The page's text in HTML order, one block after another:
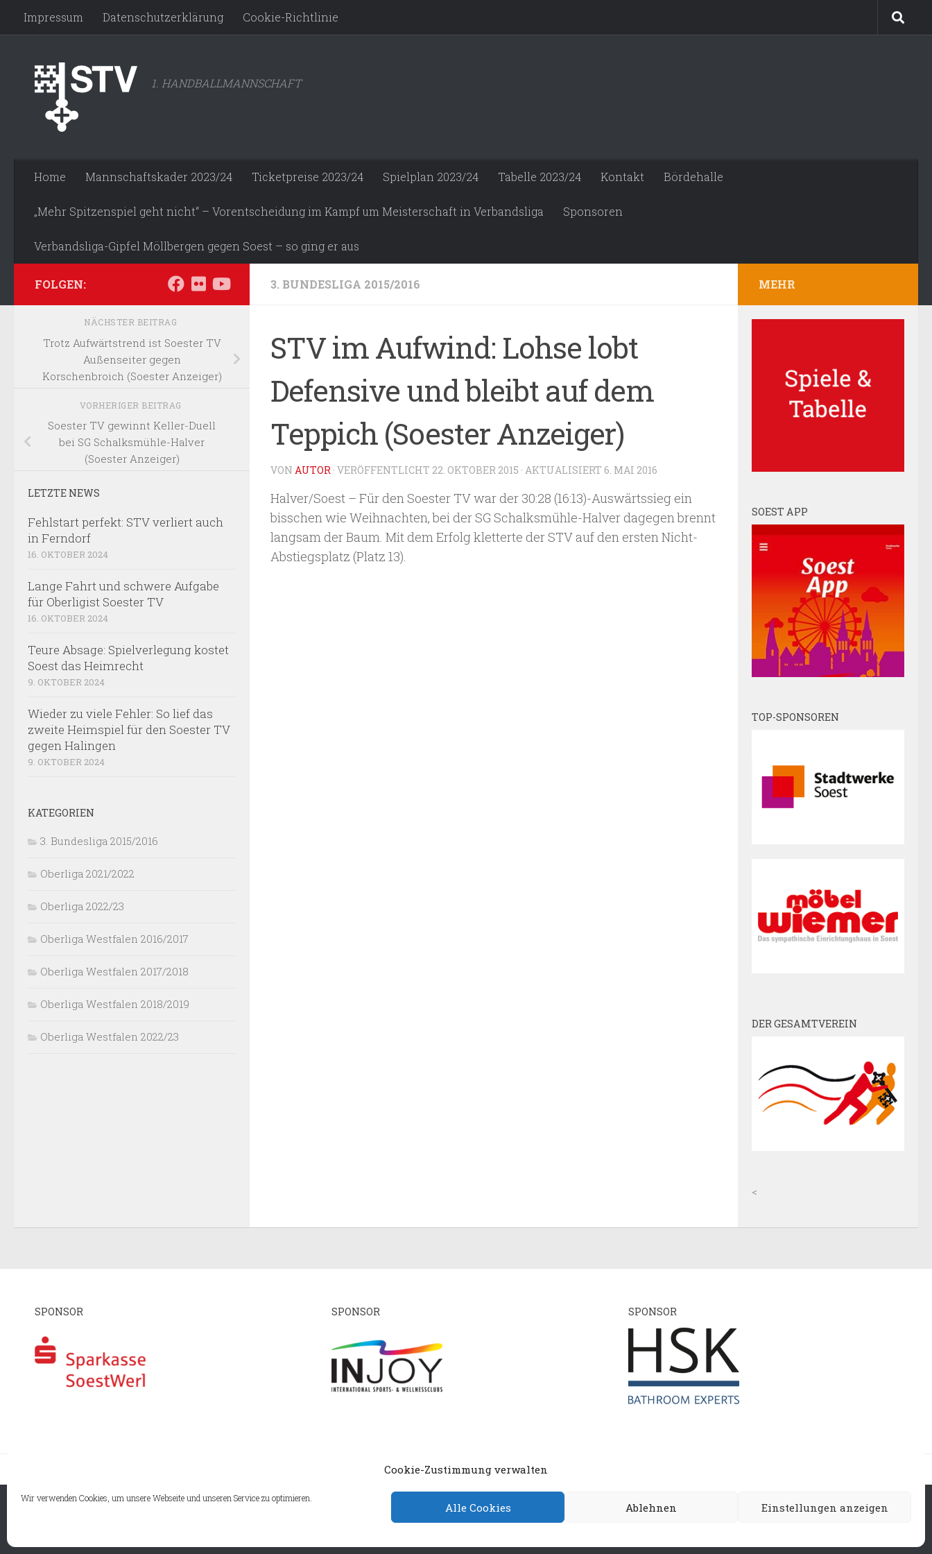
Cookie-Zustimmung verwalten
Wir verwenden Cookies, um unsere Webseite und unseren Service zu optimieren.
Alle Cookies Ablehnen Einstellungen anzeigen
Zum Inhalt springen
Impressum Datenschutzerklärung Cookie-Richtlinie
1. HANDBALLMANNSCHAFT
Home Mannschaftskader 2023/24 Ticketpreise 2023/24 Spielplan 2023/24 Tabelle 2023/24 Kontakt Bördehalle
„Mehr Spitzenspiel geht nicht“ – Vorentscheidung im Kampf um Meisterschaft in Verbandsliga Sponsoren
Verbandsliga-Gipfel Möllbergen gegen Soest – so ging er aus
3. BUNDESLIGA 2015/2016
STV im Aufwind: Lohse lobt
Defensive und bleibt auf dem
Teppich (Soester Anzeiger)
VON AUTOR · VERÖFFENTLICHT 22. OKTOBER 2015 · AKTUALISIERT 6. MAI 2016
Halver/Soest – Für den Soester TV war der 30:28 (16:13)-Auswärtssieg ein
bisschen wie Weihnachten, bei der SG Schalksmühle-Halver dagegen brennt
langsam der Baum. Mit dem Erfolg kletterte der STV auf den ersten Nicht-
Abstiegsplatz (Platz 13).
FOLGEN:
NÄCHSTER BEITRAG
Trotz Aufwärtstrend ist Soester TV
Außenseiter gegen
Korschenbroich (Soester Anzeiger)
VORHERIGER BEITRAG
Soester TV gewinnt Keller-Duell
bei SG Schalksmühle-Halver
(Soester Anzeiger)
LETZTE NEWS
Fehlstart perfekt: STV verliert auch
in Ferndorf
16. OKTOBER 2024
Lange Fahrt und schwere Aufgabe
für Oberligist Soester TV
16. OKTOBER 2024
Teure Absage: Spielverlegung kostet
Soest das Heimrecht
9. OKTOBER 2024
Wieder zu viele Fehler: So lief das
zweite Heimspiel für den Soester TV
gegen Halingen
9. OKTOBER 2024
KATEGORIEN
3. Bundesliga 2015/2016
Oberliga 2021/2022
Oberliga 2022/23
Oberliga Westfalen 2016/2017
Oberliga Westfalen 2017/2018
Oberliga Westfalen 2018/2019
Oberliga Westfalen 2022/23
MEHR
SOEST APP
TOP-SPONSOREN
DER GESAMTVEREIN
<
SPONSOR SPONSOR SPONSOR
Datenschutzerklärung Cookie-Richtlinie